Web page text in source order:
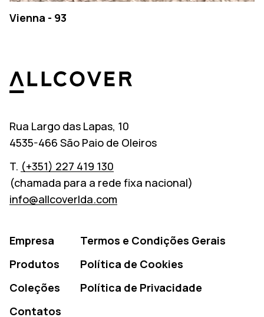
Vienna - 93
Rua Largo das Lapas, 10
4535-466 São Paio de Oleiros
T. (+351) 227 419 130
(chamada para a rede fixa nacional)
info@allcoverlda.com
Empresa
Produtos
Coleções
Contatos
Termos e Condições Gerais
Política de Cookies
Política de Privacidade